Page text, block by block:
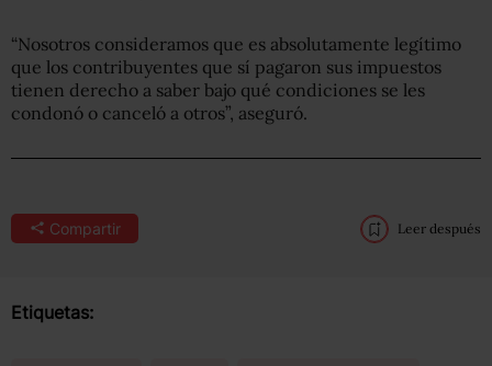
“Nosotros consideramos que es absolutamente legítimo
que los contribuyentes que sí pagaron sus impuestos
tienen derecho a saber bajo qué condiciones se les
condonó o canceló a otros”, aseguró.
Compartir Leer después
Etiquetas: